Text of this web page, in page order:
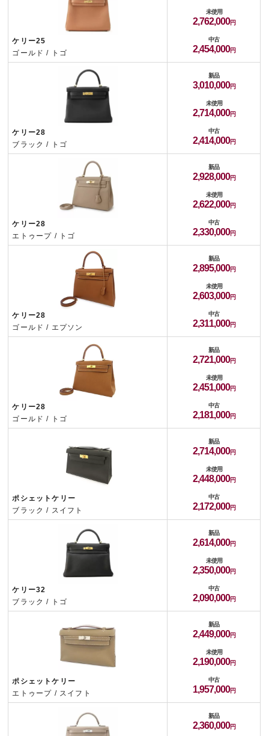
ケリー25
ゴールド / トゴ
未使用
2,762,000
中古
2,454,000
ケリー28
ブラック / トゴ
新品
3,010,000
未使用
2,714,000
中古
2,414,000
ケリー28
エトゥープ / トゴ
新品
2,928,000
未使用
2,622,000
中古
2,330,000
ケリー28
ゴールド / エプソン
新品
2,895,000
未使用
2,603,000
中古
2,311,000
ケリー28
ゴールド / トゴ
新品
2,721,000
未使用
2,451,000
中古
2,181,000
ポシェットケリー
ブラック / スイフト
新品
2,714,000
未使用
2,448,000
中古
2,172,000
ケリー32
ブラック / トゴ
新品
2,614,000
未使用
2,350,000
中古
2,090,000
ポシェットケリー
エトゥープ / スイフト
新品
2,449,000
未使用
2,190,000
中古
1,957,000
新品
2,360,000